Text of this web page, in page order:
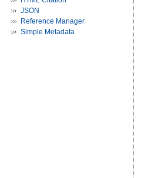
JSON
Reference Manager
Simple Metadata